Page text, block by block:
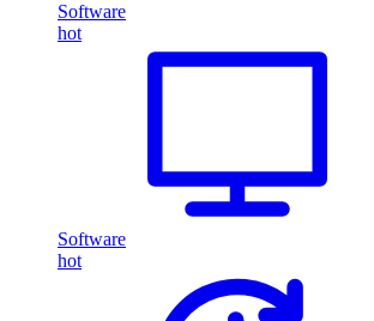
Software
hot
Software
hot